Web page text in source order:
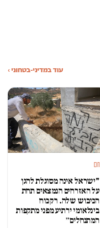
עוד במדיני-בטחוני ›
חם
"ישראל אינה מסוגלת להגן
על האזרחים הנמצאים תחת
הכיבוש שלה. רק כוח
בינלאומי ירתיע מפני מתקפות
המתנחלים״